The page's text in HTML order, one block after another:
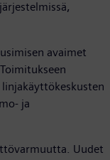
avaimet
ja
Uudet